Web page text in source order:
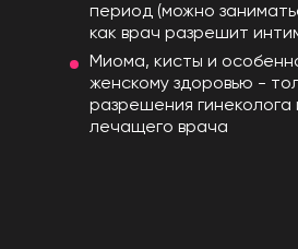
период (можно
как врач разрешит
Миома, кисты и
женскому здоровью -
разрешения гинеколога
лечащего врача